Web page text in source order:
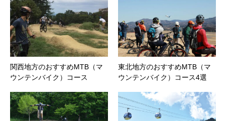
関西地方のおすすめMTB（マ
ウンテンバイク）コース
東北地方のおすすめMTB（マ
ウンテンバイク）コース4選